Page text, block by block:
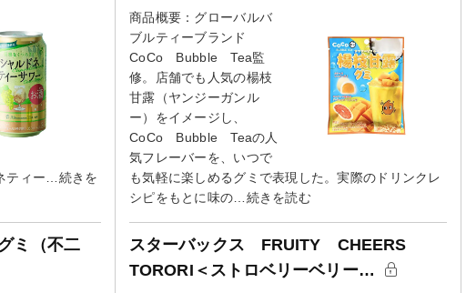
ィー…続きを
商品概要：グローバルバ
ブルティーブランド
CoCo Bubble Tea監
修。店舗でも人気の楊枝
甘露（ヤンジーガンル
ー）をイメージし、
CoCo Bubble Teaの人
気フレーバーを、いつで
も気軽に楽しめるグミで表現した。実際のドリンクレ
シピをもとに味の…続きを読む
ミ（不二
スターバックス FRUITY CHEERS
TORORI＜ストロベリーベリー…